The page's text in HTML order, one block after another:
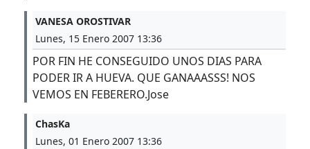
VANESA OROSTIVAR
Lunes, 15 Enero 2007 13:36
POR FIN HE CONSEGUIDO UNOS DIAS PARA
PODER IR A HUEVA. QUE GANAAASSS! NOS
VEMOS EN FEBERERO.Jose
ChasKa
Lunes, 01 Enero 2007 13:36